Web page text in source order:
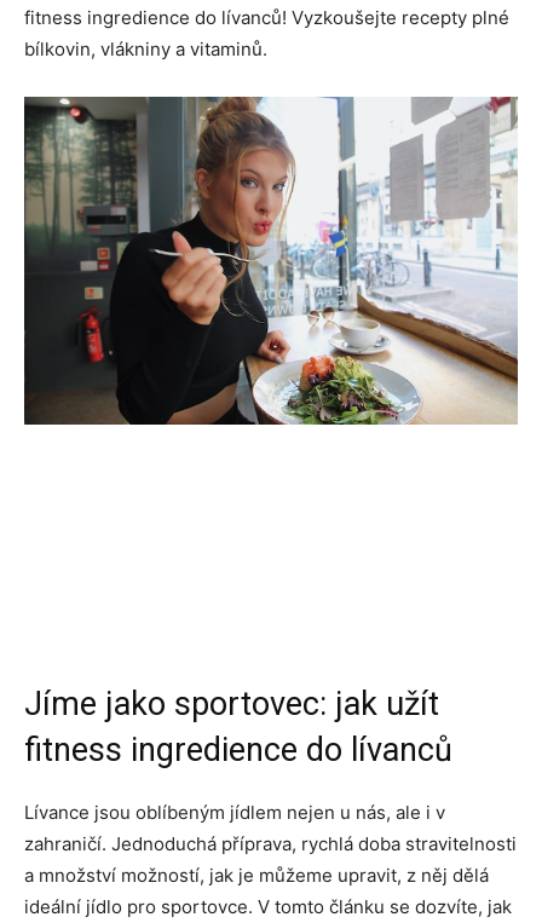
fitness ingredience do lívanců! Vyzkoušejte recepty plné
bílkovin, vlákniny a vitaminů.
Jíme jako sportovec: jak užít
fitness ingredience do lívanců
Lívance jsou oblíbeným jídlem nejen u nás, ale i v
zahraničí. Jednoduchá příprava, rychlá doba stravitelnosti
a množství možností, jak je můžeme upravit, z něj dělá
ideální jídlo pro sportovce. V tomto článku se dozvíte, jak